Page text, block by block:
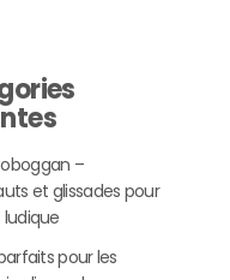
–
et glissades pour
pour les